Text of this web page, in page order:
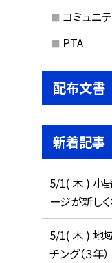
コミュニ
PTA
配布文書
新着記事
5/1( 木 ) 小
ージが新し
5/1( 木 ) 地
チング（３年）